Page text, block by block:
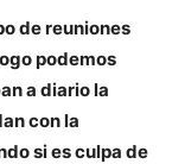
de reuniones
podemos
a diario la
con la
si es culpa de